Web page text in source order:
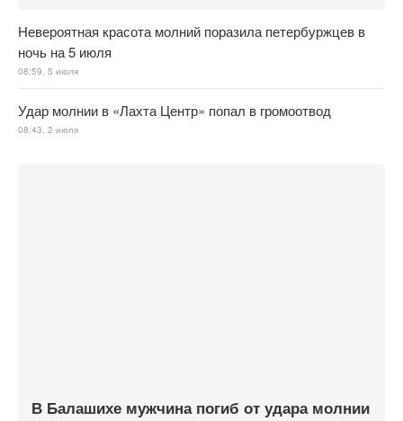
Невероятная красота молний поразила петербуржцев в
ночь на 5 июля
08:59, 5 июля
Удар молнии в «Лахта Центр» попал в громоотвод
08:43, 2 июля
В Балашихе мужчина погиб от удара молнии